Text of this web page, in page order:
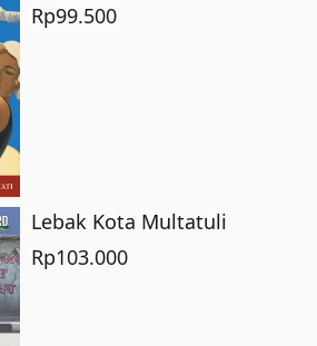
Rp99.500
Lebak Kota Multatuli
Rp103.000